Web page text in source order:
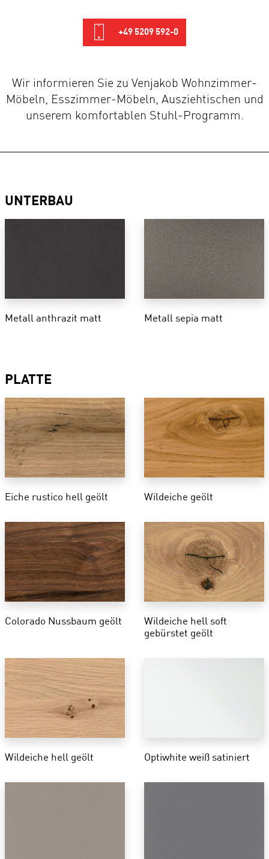
+49 5209 592-0
Wir informieren Sie zu Venjakob Wohnzimmer-
Möbeln, Esszimmer-Möbeln, Ausziehtischen und
unserem komfortablen Stuhl-Programm.
UNTERBAU
Metall anthrazit matt Metall sepia matt
PLATTE
Eiche rustico hell geölt Wildeiche geölt
Colorado Nussbaum geölt
Wildeiche hell soft
gebürstet geölt
Wildeiche hell geölt Optiwhite weiß satiniert